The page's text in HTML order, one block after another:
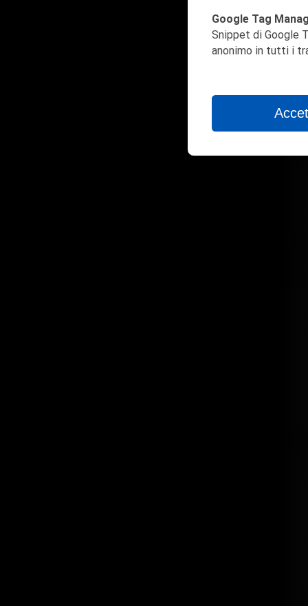
Google Tag
Snippet di Google
anonimo in tutti i